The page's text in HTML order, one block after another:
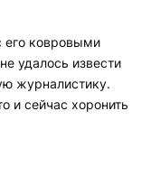
ковровыми
удалось извести
журналистику.
и сейчас хоронить